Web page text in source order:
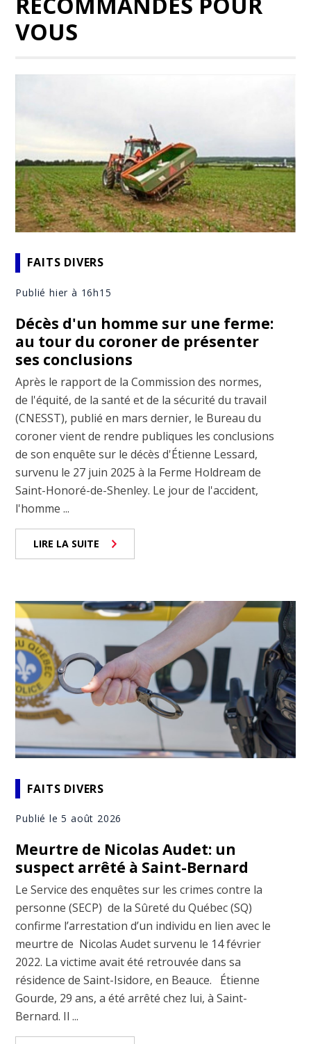
VOUS
FAITS DIVERS
Publié hier à 16h15
Décès d'un homme sur une ferme:
au tour du coroner de présenter
ses conclusions
Après le rapport de la Commission des normes,
de l'équité, de la santé et de la sécurité du travail
(CNESST), publié en mars dernier, le Bureau du
coroner vient de rendre publiques les conclusions
de son enquête sur le décès d'Étienne Lessard,
survenu le 27 juin 2025 à la Ferme Holdream de
Saint-Honoré-de-Shenley. Le jour de l'accident,
l'homme ...
LIRE LA SUITE
FAITS DIVERS
Publié le 5 août 2026
Meurtre de Nicolas Audet: un
suspect arrêté à Saint-Bernard
Le Service des enquêtes sur les crimes contre la
personne (SECP) de la Sûreté du Québec (SQ)
confirme l’arrestation d’un individu en lien avec le
meurtre de Nicolas Audet survenu le 14 février
2022. La victime avait été retrouvée dans sa
résidence de Saint-Isidore, en Beauce. Étienne
Gourde, 29 ans, a été arrêté chez lui, à Saint-
Bernard. Il ...